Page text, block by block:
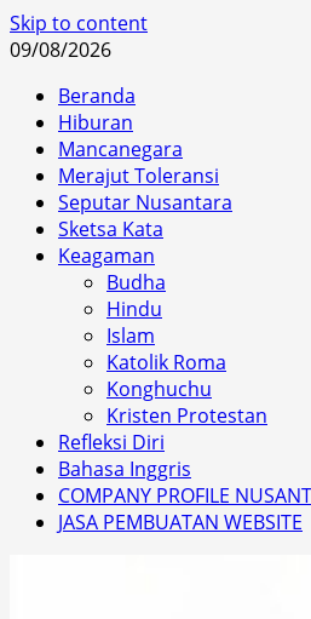
Skip to content
09/08/2026
Beranda
Hiburan
Mancanegara
Merajut Toleransi
Seputar Nusantara
Sketsa Kata
Keagaman
Budha
Hindu
Islam
Katolik Roma
Konghuchu
Kristen Protestan
Refleksi Diri
Bahasa Inggris
COMPANY PROFILE
JASA PEMBUATAN WEBSITE